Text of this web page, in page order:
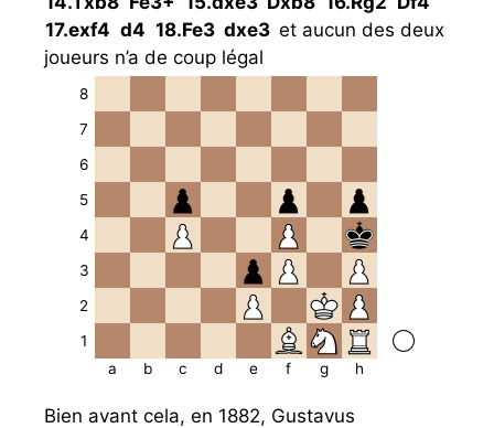
17.exf4 d4 18.Fe3 dxe3 et aucun des deux
joueurs n’a de coup légal
8
7
6
5
4
3
2
1
a
b c d e f g h
Bien avant cela, en 1882, Gustavus